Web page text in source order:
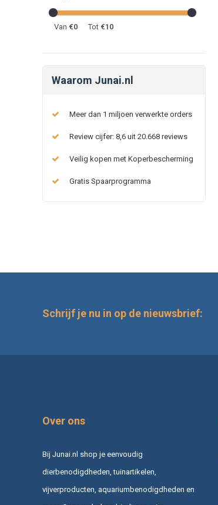
Van €0 Tot €10
Waarom Junai.nl
Meer dan 1 miljoen verwerkte orders
Review cijfer: 8,6 uit 20.668 reviews
Veilig kopen met Koperbescherming
Gratis Spaarprogramma
Schrijf je nu in op de nieuwsbrief:
Over ons
Bij Junai.nl shop je eenvoudig
dierbenodigdheden, tuinartikelen,
vijverproducten, aquariumbenodigdheden en